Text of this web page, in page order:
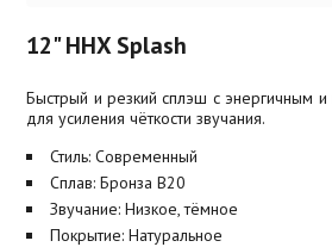
12" HHX Splash
Быстрый и резкий сплэш с энергичным
для усиления чёткости звучания.
Стиль: Современный
Сплав: Бронза B20
Звучание: Низкое, тёмное
Покрытие: Натуральное